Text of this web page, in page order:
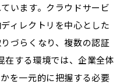
います。クラウドサービ
ィレクトリを中心とした
づらくなり、複数の認証
在する環境では、企業全体
を一元的に把握する必要